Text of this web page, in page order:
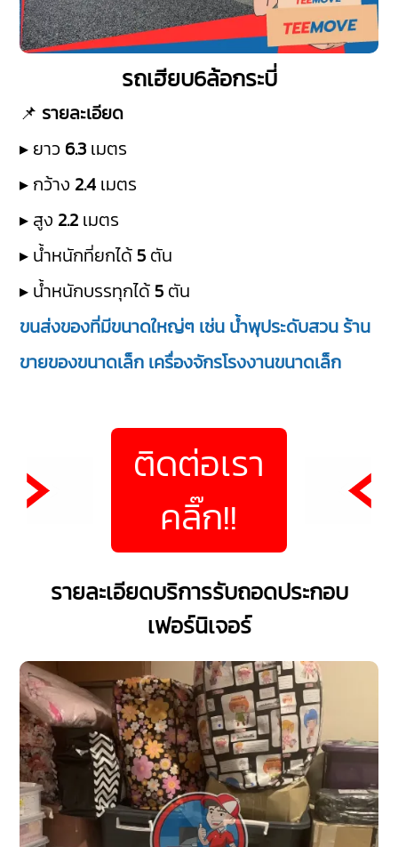
รถเฮียบ6ล้อกระบี่
📌 รายละเอียด
▸ ยาว 6.3 เมตร
▸ กว้าง 2.4 เมตร
▸ สูง 2.2 เมตร
▸ น้ำหนักที่ยกได้ 5 ตัน
▸ น้ำหนักบรรทุกได้ 5 ตัน
ขนส่งของที่มีขนาดใหญ่ๆ เช่น น้ำพุประดับสวน ร้าน
ขายของขนาดเล็ก เครื่องจักรโรงงานขนาดเล็ก
ติดต่อเรา
คลิ๊ก!!
รายละเอียดบริการรับถอดประกอบ
เฟอร์นิเจอร์